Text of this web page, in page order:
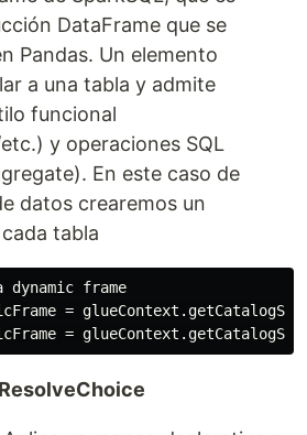
DataFrame que se
Pandas. Un elemento
a una tabla y admite
funcional
y operaciones SQL
En este caso de
datos crearemos un
tabla
frame
=